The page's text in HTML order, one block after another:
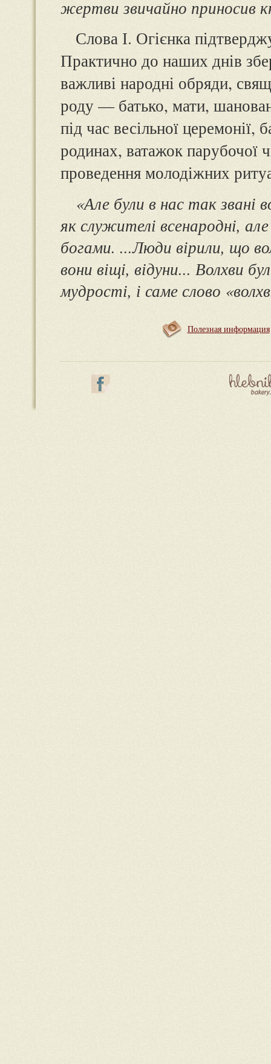
жертви звичайно приносив
Слова І. Огієнка
Практично до наших днів
важливі народні обряди,
роду — батько, мати,
під час весільної церемонії,
родинах, ватажок парубочої
проведення молодіжних
«Але були в нас так звані
як служителі всенародні,
богами. ...Люди вірили, що
вони віщі, відуни... Волхви
мудрості, і саме слово
Полезная информация